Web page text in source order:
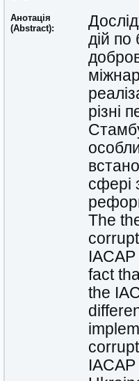
Анотація
(Abstract):
дій по
різні
сфері
The
fact
the